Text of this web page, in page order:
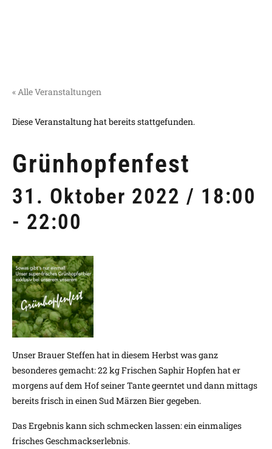
« Alle Veranstaltungen
Diese Veranstaltung hat bereits stattgefunden.
Grünhopfenfest
31. Oktober 2022 / 18:00
- 22:00
Unser Brauer Steffen hat in diesem Herbst was ganz
besonderes gemacht: 22 kg Frischen Saphir Hopfen hat er
morgens auf dem Hof seiner Tante geerntet und dann mittags
bereits frisch in einen Sud Märzen Bier gegeben.
Das Ergebnis kann sich schmecken lassen: ein einmaliges
frisches Geschmackserlebnis.